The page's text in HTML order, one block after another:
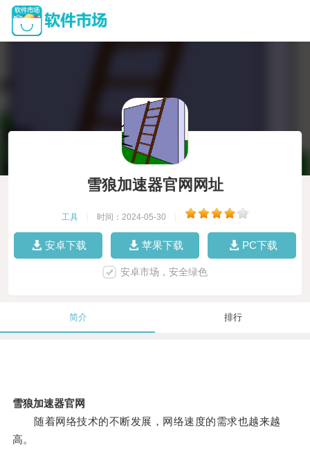
雪狼加速器官网网址
工具 时间：2024-05-30
安卓下载 苹果下载 PC下载
安卓市场，安全绿色
简介 排行
雪狼加速器官网
随着网络技术的不断发展，网络速度的需求也越来越
高。